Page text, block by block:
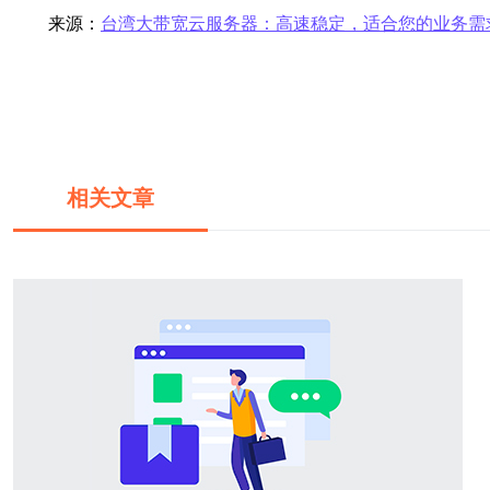
来源： 台湾大带宽云服务器：高速稳定，适合您的业务需
相关文章